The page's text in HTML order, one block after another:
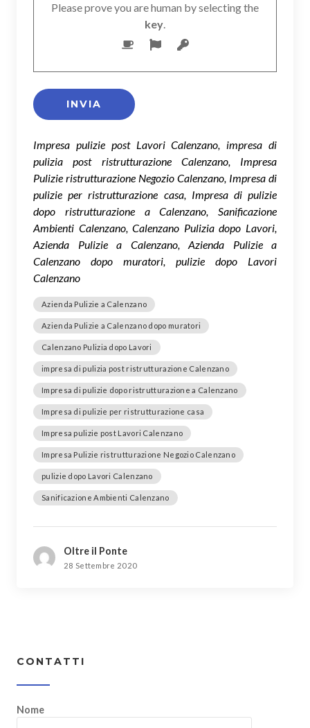
Please prove you are human by selecting the
key.
Impresa pulizie post Lavori Calenzano, impresa di
pulizia post ristrutturazione Calenzano, Impresa
Pulizie ristrutturazione Negozio Calenzano, Impresa di
pulizie per ristrutturazione casa, Impresa di pulizie
dopo ristrutturazione a Calenzano, Sanificazione
Ambienti Calenzano, Calenzano Pulizia dopo Lavori,
Azienda Pulizie a Calenzano, Azienda Pulizie a
Calenzano dopo muratori, pulizie dopo Lavori
Calenzano
Azienda Pulizie a Calenzano
Azienda Pulizie a Calenzano dopo muratori
Calenzano Pulizia dopo Lavori
impresa di pulizia post ristrutturazione Calenzano
Impresa di pulizie dopo ristrutturazione a Calenzano
Impresa di pulizie per ristrutturazione casa
Impresa pulizie post Lavori Calenzano
Impresa Pulizie ristrutturazione Negozio Calenzano
pulizie dopo Lavori Calenzano
Sanificazione Ambienti Calenzano
Oltre il Ponte
28 Settembre 2020
CONTATTI
Nome